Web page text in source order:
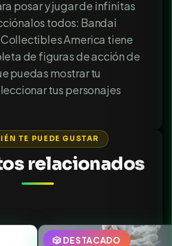
posar y jugar de infinitas
todos: Bandai
Collectibles America tiene
de figuras de acción de
puedas mostrar tu
tus personajes
TE PUEDE GUSTAR
relacionados
🎲 DESTACADO